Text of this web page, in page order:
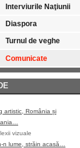
Interviurile Naţiunii
Diaspora
Turnul de veghe
Comunicate
artistic, România și
vizuale
n lume, străin acasă…